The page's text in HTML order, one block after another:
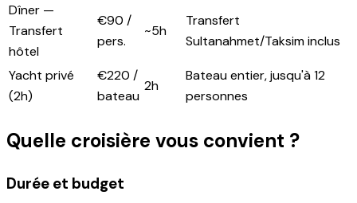
Dîner —
Transfert
hôtel
€90 /
pers.
~5h
Transfert
Sultanahmet/Taksim inclus
Yacht privé
(2h)
€220 /
bateau
2h
Bateau entier, jusqu'à 12
personnes
Quelle croisière vous convient ?
Durée et budget